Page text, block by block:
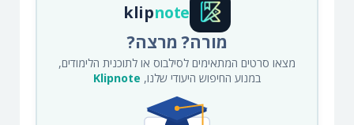
klipnote
מורה? מרצה?
מצאו סרטים המתאימים לסילבוס או לתוכנית הלימודים,
במנוע החיפוש היעודי שלנו, Klipnote